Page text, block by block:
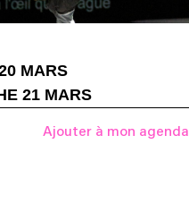
MARS
21 MARS
Ajouter à mon agenda